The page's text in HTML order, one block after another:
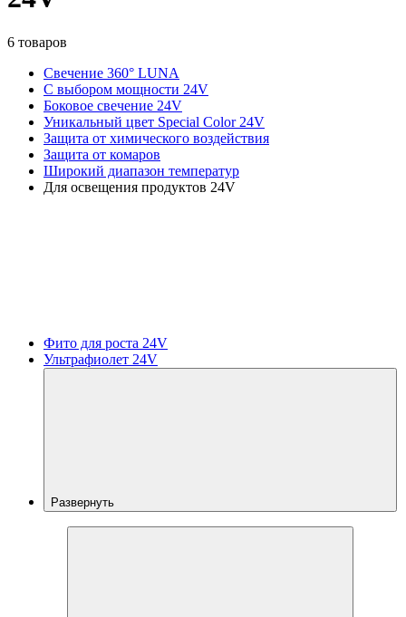
6 товаров
Свечение 360° LUNA
С выбором мощности 24V
Боковое свечение 24V
Уникальный цвет Special Color 24V
Защита от химического воздействия
Защита от комаров
Широкий диапазон температур
Для освещения продуктов 24V
Фито для роста 24V
Ультрафиолет 24V
Развернуть